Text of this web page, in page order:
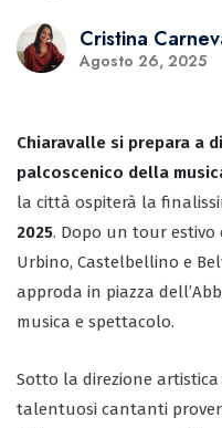
Cristina
Agosto 26, 2025
Chiaravalle si prepara a
palcoscenico della
la città ospiterà la
2025. Dopo un tour
Urbino, Castelbellino e
approda in piazza
musica e spettacolo.
Sotto la direzione artistica
talentuosi cantanti